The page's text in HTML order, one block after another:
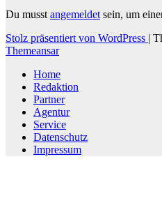
Du musst angemeldet sein, um
Stolz präsentiert von WordPress |
Themeansar
Home
Redaktion
Partner
Agentur
Service
Datenschutz
Impressum